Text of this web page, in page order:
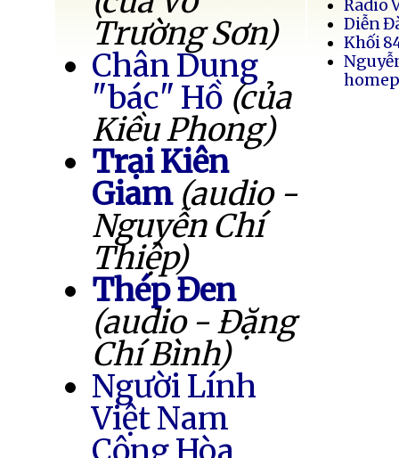
Trường Sơn)
Chân Dung
"bác" Hồ (của
Kiều Phong)
Trại Kiên
Giam (audio -
Nguyễn Chí
Thiệp)
Thép Đen
(audio - Đặng
Chí Bình)
Người Lính
Việt Nam
Radio
Diễn
Khối